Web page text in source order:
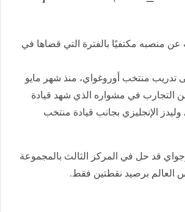
عن منصبه مكتفيًا بالفترة التي قضاها في
تدريب منتخب أوروغواي، منذ شهر مايو
من التجارب في مشواره الذي شهد قيادة
الإنجليزي بجانب قيادة منتخب
قد حل في المركز الثالث بالمجموعة
العالم برصيد نقطتين فقط.